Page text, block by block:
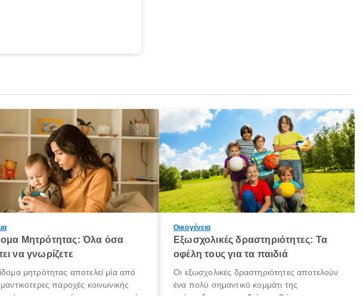
Μητρότητας: Όλα όσα
να γνωρίζετε
μητρότητας αποτελεί μία από
παροχές κοινωνικής
Οικογένεια
Εξωσχολικές δραστηριότητες: Τα
οφέλη τους για τα παιδιά
Οι εξωσχολικές δραστηριότητες αποτελούν
ένα πολύ σημαντικό κομμάτι της